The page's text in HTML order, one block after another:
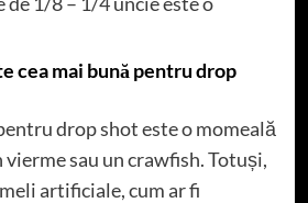
cea mai bună pentru drop
drop shot este o momeală
vierme sau un crawfish. Totuși,
artificiale, cum ar fi